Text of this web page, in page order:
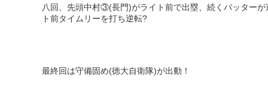
八回、先頭中村③(長門)がライト前で出塁、続くバッター
ト前タイムリーを打ち逆転?
最終回は守備固め(徳大自衛隊)が出動！